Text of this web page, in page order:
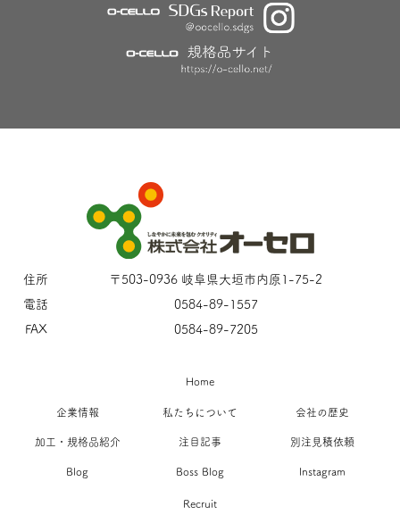
住所
〒503-0936 岐阜県大垣市内原1-75-2
電話
0584-89-1557
FAX
0584-89-7205
Home
企業情報 私たちについて 会社の歴史
加工・規格品紹介 注目記事 別注見積依頼
Blog Boss Blog Instagram
Recruit